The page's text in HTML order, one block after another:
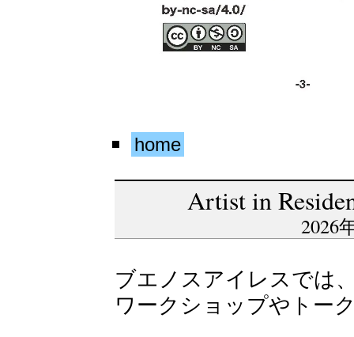
home
Artist in
2026
ブエノスアイレスでは
ワークショップやトー